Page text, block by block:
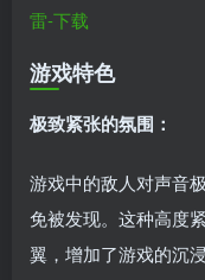
游戏特色
极致紧张的氛围：
游戏中的敌人对声音
免被发现。这种高度
翼，增加了游戏的沉